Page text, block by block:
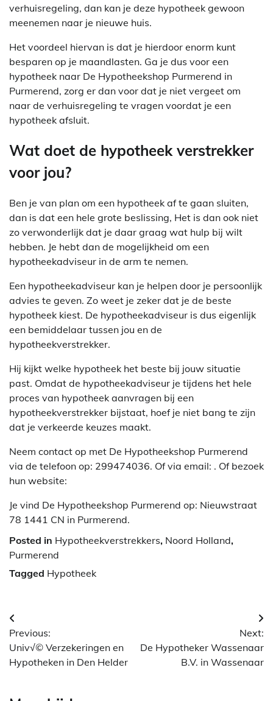
verhuisregeling, dan kan je deze hypotheek gewoon
meenemen naar je nieuwe huis.
Het voordeel hiervan is dat je hierdoor enorm kunt
besparen op je maandlasten. Ga je dus voor een
hypotheek naar De Hypotheekshop Purmerend in
Purmerend, zorg er dan voor dat je niet vergeet om
naar de verhuisregeling te vragen voordat je een
hypotheek afsluit.
Wat doet de hypotheek verstrekker
voor jou?
Ben je van plan om een hypotheek af te gaan sluiten,
dan is dat een hele grote beslissing, Het is dan ook niet
zo verwonderlijk dat je daar graag wat hulp bij wilt
hebben. Je hebt dan de mogelijkheid om een
hypotheekadviseur in de arm te nemen.
Een hypotheekadviseur kan je helpen door je persoonlijk
advies te geven. Zo weet je zeker dat je de beste
hypotheek kiest. De hypotheekadviseur is dus eigenlijk
een bemiddelaar tussen jou en de
hypotheekverstrekker.
Hij kijkt welke hypotheek het beste bij jouw situatie
past. Omdat de hypotheekadviseur je tijdens het hele
proces van hypotheek aanvragen bij een
hypotheekverstrekker bijstaat, hoef je niet bang te zijn
dat je verkeerde keuzes maakt.
Neem contact op met De Hypotheekshop Purmerend
via de telefoon op: 299474036. Of via email: . Of bezoek
hun website:
Je vind De Hypotheekshop Purmerend op: Nieuwstraat
78 1441 CN in Purmerend.
Posted in Hypotheekverstrekkers, Noord Holland,
Purmerend
Tagged Hypotheek
Berichtnavigatie
Previous:
Univ√© Verzekeringen en
Hypotheken in Den Helder
Next:
De Hypotheker Wassenaar
B.V. in Wassenaar